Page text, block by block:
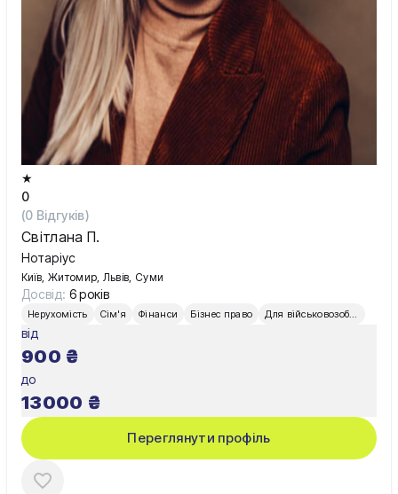
★
0
(0 Відгуків)
Світлана П.
Нотаріус
Київ, Житомир, Львів, Суми
Досвід: 6 років
Нерухомість Сім'я Фінанси Бізнес право Для військовозобов’язаних
від
900 ₴
до
13000 ₴
Переглянути профіль